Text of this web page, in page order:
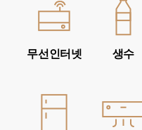
무선인터넷 생수